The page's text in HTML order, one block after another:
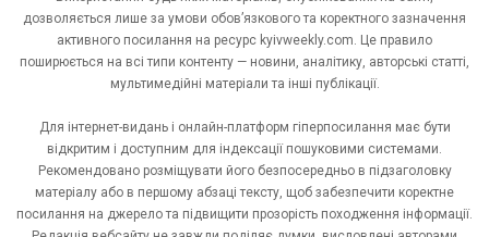
дозволяється лише за умови обов’язкового та коректного зазначення
активного посилання на ресурс kyivweekly.com. Це правило
поширюється на всі типи контенту — новини, аналітику, авторські статті,
мультимедійні матеріали та інші публікації.
Для інтернет-видань і онлайн-платформ гіперпосилання має бути
відкритим і доступним для індексації пошуковими системами.
Рекомендовано розміщувати його безпосередньо в підзаголовку
матеріалу або в першому абзаці тексту, щоб забезпечити коректне
посилання на джерело та підвищити прозорість походження інформації.